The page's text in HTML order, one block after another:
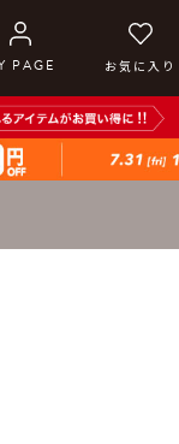
PAGE お気に入り